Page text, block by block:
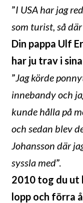
”I USA har jag
som turist, så
Din pappa Ulf
har ju trav i
”Jag körde
innebandy och
kunde hålla på
och sedan blev
Johansson där
syssla med”.
2010 tog du ut
lopp och förra